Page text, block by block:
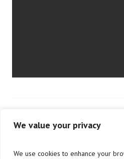
We value your privacy
We use cookies to enhance your
Документы в JPEG: